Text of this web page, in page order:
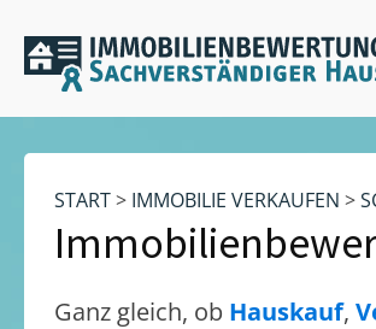
START> IMMOBILIE VERKAUFEN >
Ganz gleich, ob Hauskauf,